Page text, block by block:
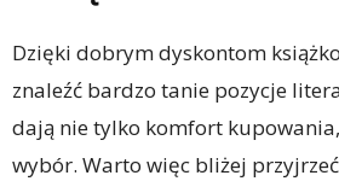
Dzięki dobrym dyskontom
znaleźć bardzo tanie pozycje
dają nie tylko komfort
wybór. Warto więc bliżej